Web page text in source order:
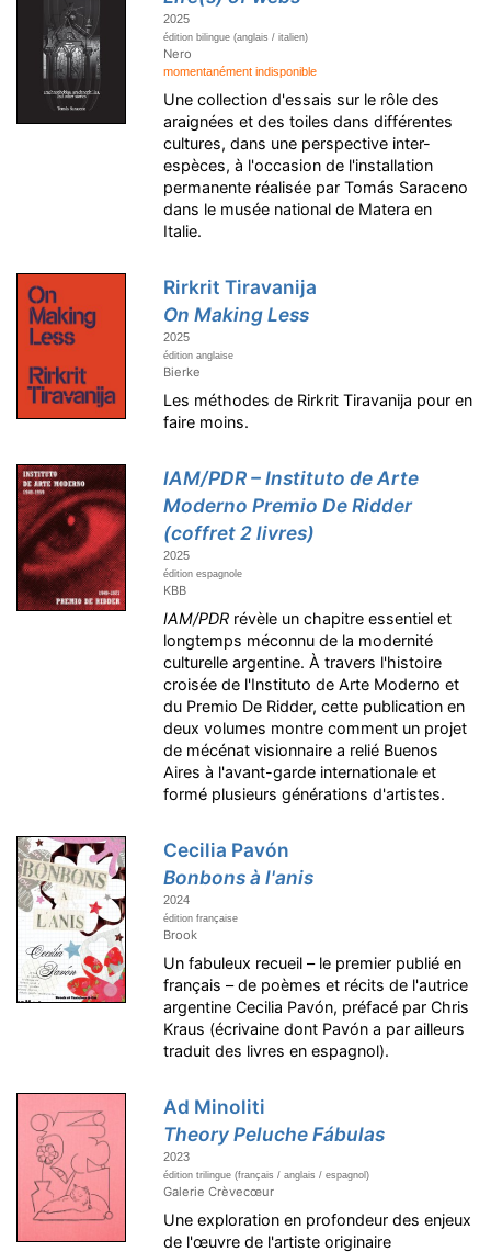
2025
édition bilingue (anglais / italien)
Nero
momentanément indisponible
Une collection d'essais sur le rôle des
araignées et des toiles dans différentes
cultures, dans une perspective inter-
espèces, à l'occasion de l'installation
permanente réalisée par Tomás Saraceno
dans le musée national de Matera en
Italie.
Rirkrit Tiravanija
On Making Less
2025
édition anglaise
Bierke
Les méthodes de Rirkrit Tiravanija pour en
faire moins.
IAM/PDR – Instituto de Arte
Moderno Premio De Ridder
(coffret 2 livres)
2025
édition espagnole
KBB
IAM/PDR révèle un chapitre essentiel et
longtemps méconnu de la modernité
culturelle argentine. À travers l'histoire
croisée de l'Instituto de Arte Moderno et
du Premio De Ridder, cette publication en
deux volumes montre comment un projet
de mécénat visionnaire a relié Buenos
Aires à l'avant-garde internationale et
formé plusieurs générations d'artistes.
Cecilia Pavón
Bonbons à l'anis
2024
édition française
Brook
Un fabuleux recueil – le premier publié en
français – de poèmes et récits de l'autrice
argentine Cecilia Pavón, préfacé par Chris
Kraus (écrivaine dont Pavón a par ailleurs
traduit des livres en espagnol).
Ad Minoliti
Theory Peluche Fábulas
2023
édition trilingue (français / anglais / espagnol)
Galerie Crèvecœur
Une exploration en profondeur des enjeux
de l'œuvre de l'artiste originaire